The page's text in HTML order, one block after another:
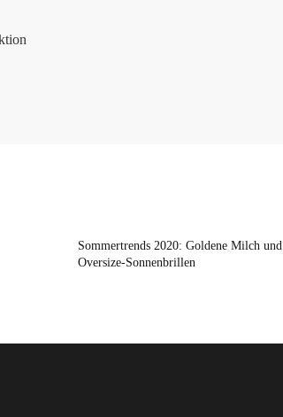
Sommertrends 2020: Goldene Milch und
Oversize-Sonnenbrillen